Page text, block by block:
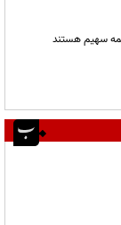
همه سهیم هستند